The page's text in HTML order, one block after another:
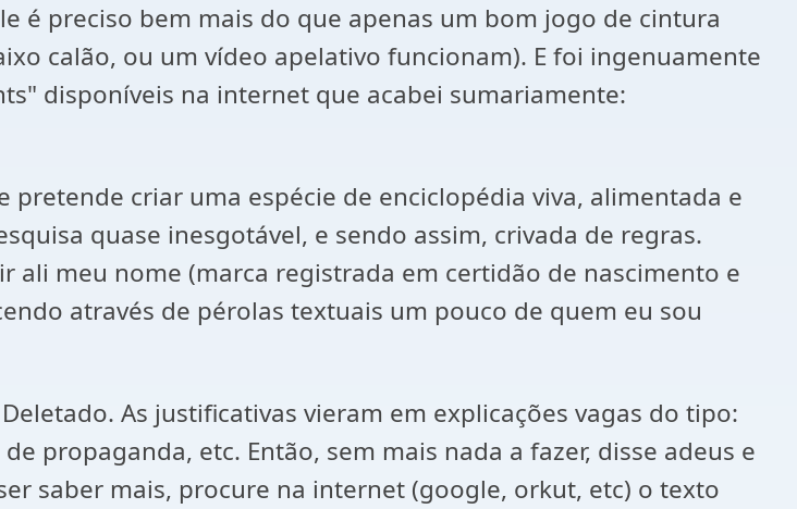
é preciso bem mais do que apenas um bom jogo de cintura
calão, ou um vídeo apelativo funcionam). E foi ingenuamente
disponíveis na internet que acabei sumariamente:
criar uma espécie de enciclopédia viva, alimentada e
quase inesgotável, e sendo assim, crivada de regras.
ali meu nome (marca registrada em certidão de nascimento e
através de pérolas textuais um pouco de quem eu sou
As justificativas vieram em explicações vagas do tipo:
propaganda, etc. Então, sem mais nada a fazer, disse adeus e
saber mais, procure na internet (google, orkut, etc) o texto